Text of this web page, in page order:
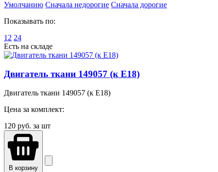
Умолчанию Сначала недорогие Сначала дорогие
Показывать по:
12 24
Есть на складе
Двигатель ткани 149057 (к E18)
Двигатель ткани 149057 (к E18)
Цена за комплект:
120 руб. за шт
В корзину